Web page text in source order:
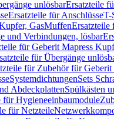
unlösbarErsatzteile
Ersatzteile für AnschlüsseT-
GasMuffenErsatzteile
und Verbindungen, lösbar
für Geberit Mapress
für Übergänge
für Zubehör für
SystemdichtungenSets
AbdeckplattenSpülkästen
für Hygieneeinbaumodule
für Netzteile